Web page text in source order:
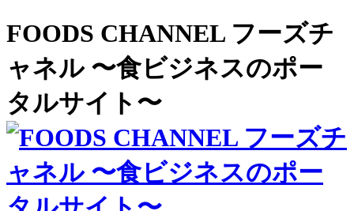
FOODS CHANNEL フーズチ
ャネル 〜食ビジネスのポー
タルサイト〜